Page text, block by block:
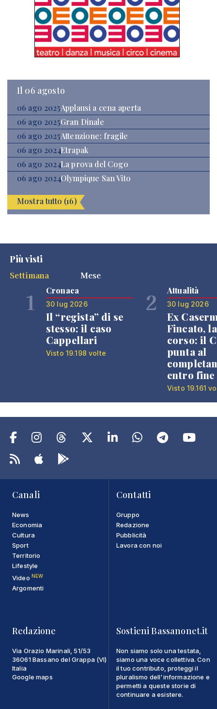
Il 06 agosto
06 ago 2025Applausi a cena aperta
06 ago 2025Gran Dinale
06 ago 2025Attenzione: fragile
06 ago 2024Etrapak
06 ago 2024La prova del Cogo
06 ago 2024Olympique San Vito
Mostra tutto (16)
Più visti
Settimana
Mese
1 Cronaca
30 lug 2026
Il “regista” di se
stesso: il caso
Cappellari
Visto 19.198 volte
2 Attualità
30 lug 2026
Ex
Fincato,
corso: il
punta al
entro fine
Visto 19.161
Canali
News
Economia
Cultura
Sport
Territorio
Lifestyle
Video NEW
Argomenti
Contatti
Gruppo
Redazione
Pubblicità
Lavora con noi
Redazione
Via Orazio Marinali, 51/53
36061 Bassano del Grappa (VI)
Italia
Google maps
Sostieni Bassanonet.it
Non siamo solo una testata,
siamo una voce collettiva. Con
il tuo contributo, proteggi il
pluralismo dell'informazione e
permetti a queste storie di
continuare a esistere.